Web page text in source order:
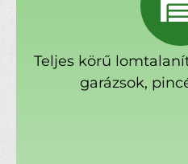
Teljes körű
garázsok,